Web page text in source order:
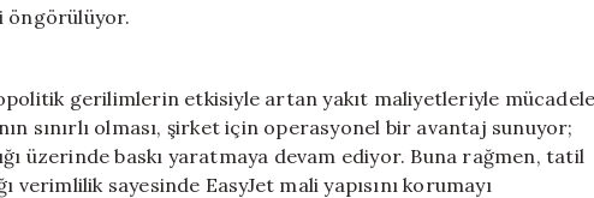
öngörülüyor.
gerilimlerin etkisiyle artan yakıt maliyetleriyle
sınırlı olması, şirket için operasyonel bir avantaj sunuyor;
üzerinde baskı yaratmaya devam ediyor. Buna rağmen, tatil
sayesinde EasyJet mali yapısını korumayı